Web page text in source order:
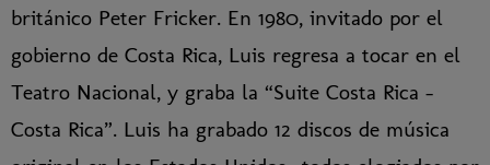
británico Peter Fricker. En 1980, invitado por el
gobierno de Costa Rica, Luis regresa a tocar en el
Teatro Nacional, y graba la “Suite Costa Rica –
Costa Rica”. Luis ha grabado 12 discos de música